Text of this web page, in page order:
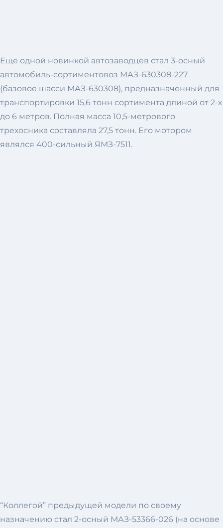
Еще одной новинкой автозаводцев стал 3-осный
автомобиль-сортиментовоз МАЗ-630308-227
(базовое шасси МАЗ-630308), предназначенный для
транспортировки 15,6 тонн сортимента длиной от 2-х
до 6 метров. Полная масса 10,5-метрового
трехосника составляла 27,5 тонн. Его мотором
являлся 400-сильный ЯМЗ-7511.
“Коллегой” предыдущей модели по своему
назначению стал 2-осный МАЗ-53366-026 (на основе